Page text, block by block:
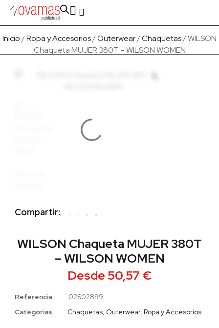
Inicio/Ropa y Accesorios/Outerwear/Chaquetas/ WILSON
Chaqueta MUJER 380T – WILSON WOMEN
WILSON Chaqueta MUJER 380T
– WILSON WOMEN
Desde 50,57 €
Referencia
02S02899
Categorias
Chaquetas, Outerwear, Ropa y Accesorios
Compartir: